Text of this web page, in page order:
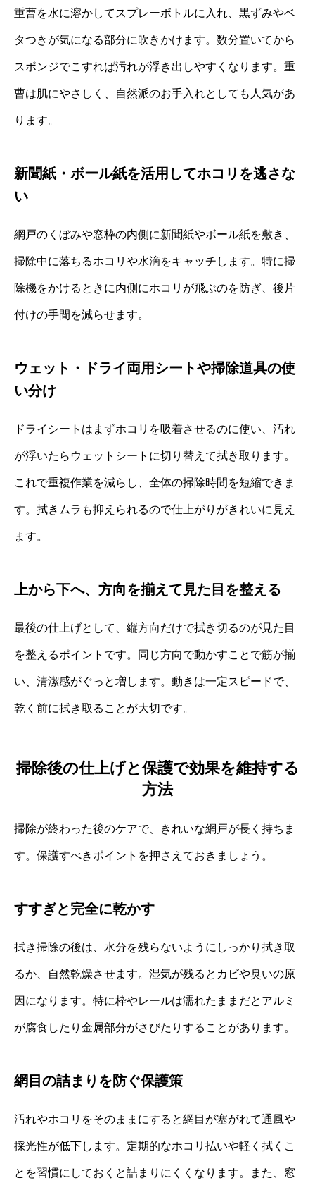
重曹を水に溶かしてスプレーボトルに入れ、黒ずみやベ
タつきが気になる部分に吹きかけます。数分置いてから
スポンジでこすれば汚れが浮き出しやすくなります。重
曹は肌にやさしく、自然派のお手入れとしても人気があ
ります。
新聞紙・ボール紙を活用してホコリを逃さな
い
網戸のくぼみや窓枠の内側に新聞紙やボール紙を敷き、
掃除中に落ちるホコリや水滴をキャッチします。特に掃
除機をかけるときに内側にホコリが飛ぶのを防ぎ、後片
付けの手間を減らせます。
ウェット・ドライ両用シートや掃除道具の使
い分け
ドライシートはまずホコリを吸着させるのに使い、汚れ
が浮いたらウェットシートに切り替えて拭き取ります。
これで重複作業を減らし、全体の掃除時間を短縮できま
す。拭きムラも抑えられるので仕上がりがきれいに見え
ます。
上から下へ、方向を揃えて見た目を整える
最後の仕上げとして、縦方向だけで拭き切るのが見た目
を整えるポイントです。同じ方向で動かすことで筋が揃
い、清潔感がぐっと増します。動きは一定スピードで、
乾く前に拭き取ることが大切です。
掃除後の仕上げと保護で効果を維持する
方法
掃除が終わった後のケアで、きれいな網戸が長く持ちま
す。保護すべきポイントを押さえておきましょう。
すすぎと完全に乾かす
拭き掃除の後は、水分を残らないようにしっかり拭き取
るか、自然乾燥させます。湿気が残るとカビや臭いの原
因になります。特に枠やレールは濡れたままだとアルミ
が腐食したり金属部分がさびたりすることがあります。
網目の詰まりを防ぐ保護策
汚れやホコリをそのままにすると網目が塞がれて通風や
採光性が低下します。定期的なホコリ払いや軽く拭くこ
とを習慣にしておくと詰まりにくくなります。また、窓